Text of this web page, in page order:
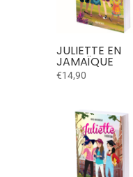
JULIETTE EN
JAMAÏQUE
€14,90